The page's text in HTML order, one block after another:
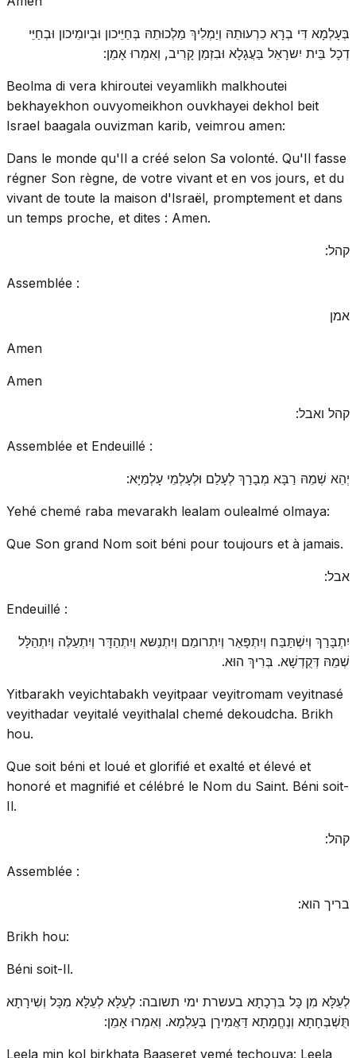
בְּעָלְמָא דִּי בְרָא כִרְעוּתֵהּ וְיַמְלִיךְ מַלְכוּתֵהּ בְּחַיֵּיכון וּבְיומֵיכון וּבְחַיֵּי
דְכָל בֵּית יִשרָאֵל בַּעֲגָלָא וּבִזְמַן קָרִיב, וְאִמְרוּ אָמֵן:
Beolma di vera khiroutei veyamlikh malkhoutei
bekhayekhon ouvyomeikhon ouvkhayei dekhol beit
Israel baagala ouvizman karib, veimrou amen:
Dans le monde qu'Il a créé selon Sa volonté. Qu'Il fasse
régner Son règne, de votre vivant et en vos jours, et du
vivant de toute la maison d'Israël, promptement et dans
un temps proche, et dites : Amen.
קהל:
Assemblée :
אמן
Amen
Amen
קהל ואבל:
Assemblée et Endeuillé :
יְהֵא שְׁמֵהּ רַבָּא מְבָרַךְ לְעָלַם וּלְעָלְמֵי עָלְמַיָּא:
Yehé chemé raba mevarakh lealam oulealmé olmaya:
Que Son grand Nom soit béni pour toujours et à jamais.
אבל:
Endeuillé :
יִתְבָּרַךְ וְיִשְׁתַּבַּח וְיִתְפָּאַר וְיִתְרומַם וְיִתְנַשּא וְיִתְהַדָּר וְיִתְעַלֶּה וְיִתְהַלָּל
שְׁמֵהּ דְּקֻדְשָׁא. בְּרִיךְ הוּא.
Yitbarakh veyichtabakh veyitpaar veyitromam veyitnasé
veyithadar veyitalé veyithalal chemé dekoudcha. Brikh
hou.
Que soit béni et loué et glorifié et exalté et élevé et
honoré et magnifié et célébré le Nom du Saint. Béni soit-
Il.
קהל:
Assemblée :
בריך הוא:
Brikh hou:
Béni soit-Il.
לְעֵלָּא מִן כָּל בִּרְכָתָא בעשרת ימי תשובה: לְעֵלָּא לְעֵלָּא מִכָּל וְשִׁירָתָא
תֻּשְׁבְּחָתָא וְנֶחֱמָתָא דַּאֲמִירָן בְּעָלְמָא. וְאִמְרוּ אָמֵן:
Leela min kol birkhata Baaseret yemé techouva: Leela